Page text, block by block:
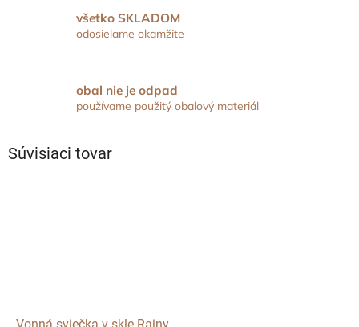
všetko SKLADOM
odosielame okamžite
obal nie je odpad
používame použitý obalový materiál
Súvisiaci tovar